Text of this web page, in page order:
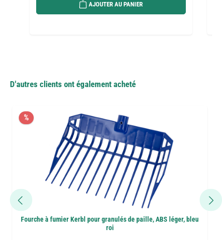
AJOUTER AU PANIER
D'autres clients ont également acheté
%
Fourche à fumier Kerbl pour granulés de paille, ABS léger, bleu
roi